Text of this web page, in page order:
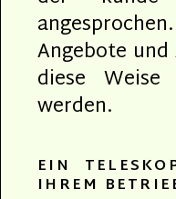
Angebote
diese
werden.
EIN
IHREM